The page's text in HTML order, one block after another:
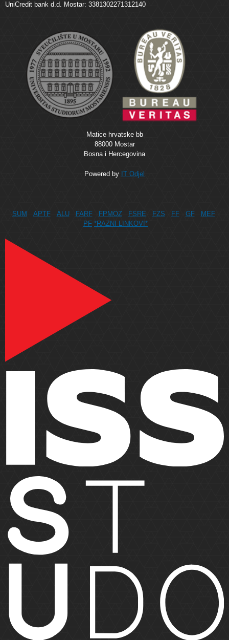
UniCredit bank d.d. Mostar: 3381302271312140
Matice hrvatske bb
88000 Mostar
Bosna i Hercegovina
Powered by IT Odjel
SUM APTF ALU FARF FPMOZ FSRE FZS FF GF
MEF
PF *RAZNI LINKOVI*